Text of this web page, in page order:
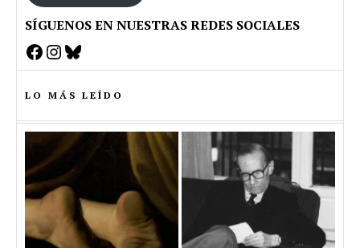
SÍGUENOS EN NUESTRAS REDES SOCIALES
Facebook
Instagram
Bluesky
LO MÁS LEÍDO